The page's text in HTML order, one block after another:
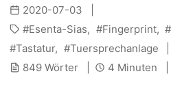
2020-07-03
Esenta-Sias
Fingerprint
Tastatur
Tuersprechanlage
849 Wörter
4 Minuten